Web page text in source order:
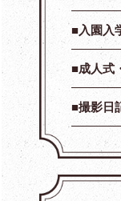
入園入
成人式
撮影日